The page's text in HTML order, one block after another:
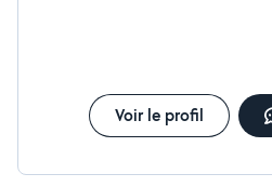
Voir le profil